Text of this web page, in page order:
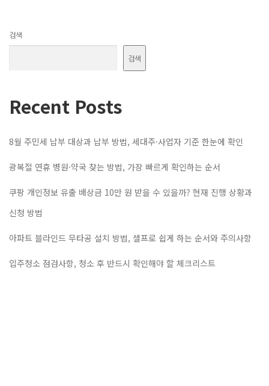
검색
검색
Recent Posts
8월 주민세 납부 대상과 납부 방법, 세대주·사업자 기준 한눈에 확인
광복절 연휴 병원·약국 찾는 방법, 가장 빠르게 확인하는 순서
쿠팡 개인정보 유출 배상금 10만 원 받을 수 있을까? 현재 진행 상황과
신청 방법
아파트 블라인드 무타공 설치 방법, 셀프로 쉽게 하는 순서와 주의사항
입주청소 점검사항, 청소 후 반드시 확인해야 할 체크리스트